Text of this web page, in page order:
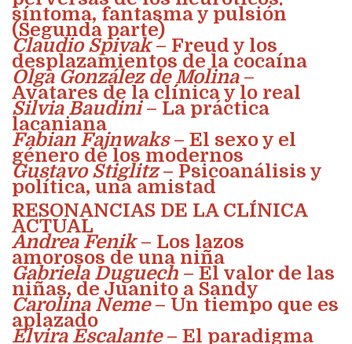
síntoma, fantasma y pulsión
(Segunda parte)
Claudio Spivak– Freud y los
desplazamientos de la cocaína
Olga González de Molina–
Avatares de la clínica y lo real
Silvia Baudini– La práctica
lacaniana
Fabian Fajnwaks– El sexo y el
género de los modernos
Gustavo Stiglitz– Psicoanálisis y
política, una amistad
RESONANCIAS DE LA CLÍNICA
ACTUAL
Andrea Fenik– Los lazos
amorosos de una niña
Gabriela Duguech – El valor de las
niñas, de Juanito a Sandy
Carolina Neme– Un tiempo que es
aplazado
Elvira Escalante– El paradigma